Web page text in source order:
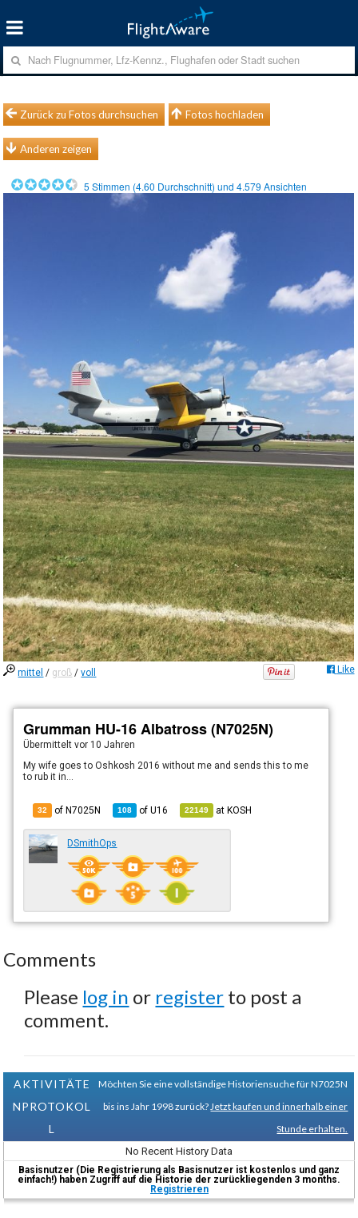
Zurück zu Fotos durchsuchen Fotos hochladen
Anderen zeigen
5 Stimmen (4.60 Durchschnitt) und4.579 Ansichten
mittel / groß /voll Like
Grumman HU-16 Albatross (N7025N)
Übermitteltvor 10 Jahren
My wife goes to Oshkosh 2016 without me and sends this to me
to rub it in...
32 of N7025N 108 ofU16 22149 atKOSH
DSmithOps
Comments
Please log in or register to post a
comment.
AKTIVITÄTE
NPROTOKOL
L
Möchten Sie eine vollständige Historiensuche für N7025N
bis ins Jahr 1998 zurück? Jetzt kaufen und innerhalb einer
Stunde erhalten.
No Recent History Data
Basisnutzer (Die Registrierung als Basisnutzer ist kostenlos und ganz
einfach!) haben Zugriff auf die Historie der zurückliegenden 3 months.
Registrieren